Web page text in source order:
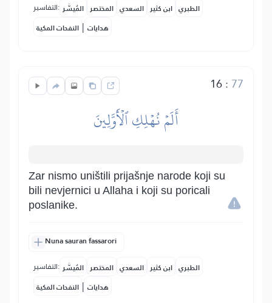
التفاسير: المُيسَّر المختصر السعدي ابن كثير الطبري
النفحات المكية | هدايات
16: 77
أَلَمۡ نُهۡلِكِ ٱلۡأَوَّلِينَ
Zar nismo uništili prijašnje narode koji su
bili nevjernici u Allaha i koji su poricali
poslanike.
Nuna sauran fassarori
التفاسير: المُيسَّر المختصر السعدي ابن كثير الطبري
النفحات المكية | هدايات